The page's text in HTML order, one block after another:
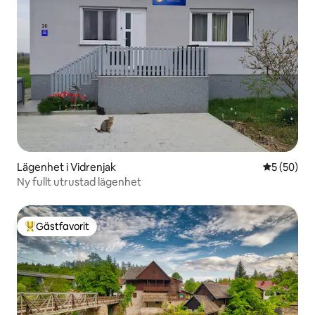
Lägenhet i Vidrenjak 5 av 5 i
5 (50)
Ny fullt utrustad lägenhet
Populär gästfavorit
Gästfavorit